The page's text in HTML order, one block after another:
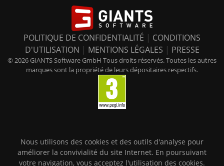
POLITIQUE DE CONFIDENTIALITÉ | CONDITIONS
D'UTILISATION | MENTIONS LÉGALES | PRESSE
© 2026 GIANTS Software GmbH Tous droits réservés. Toutes les autres
marques sont la propriété de leurs dépositaires respectifs.
Nous utilisons des cookies et des outils d'analyse pour
améliorer la convivialité du site Internet. En poursuivant
votre navigation, vous acceptez l'utilisation des cookies.